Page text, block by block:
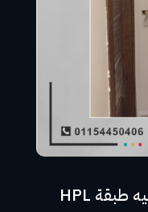
باب غرفة خشب سويدي وعليه طبقة HPL